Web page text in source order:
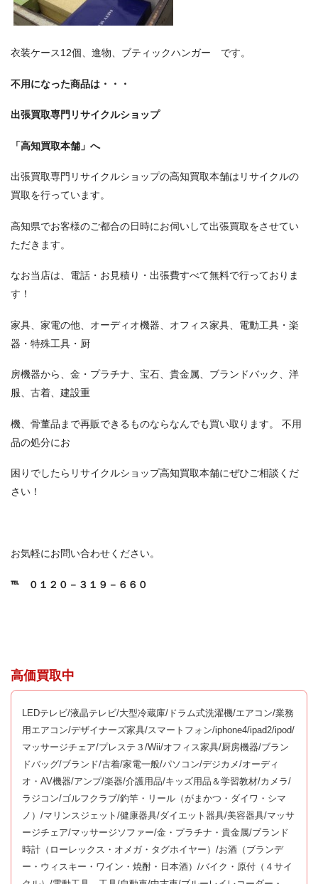
衣装ケース12個、進物、ブティックハンガー です。
不用になった商品は・・・
出張買取専門リサイクルショップ
「高知買取本舗」へ
出張買取専門リサイクルショップの高知買取本舗はリサイクルの
買取を行っています。
高知県でお客様のご都合の日時にお伺いして出張買取をさせてい
ただきます。
なお当店は、電話・お見積り・出張費すべて無料で行っておりま
す！
家具、家電の他、オーディオ機器、オフィス家具、電動工具・楽
器・特殊工具・厨
房機器から、金・プラチナ、宝石、貴金属、ブランドバック、洋
服、古着、建設重
機、骨董品まで再販できるものならなんでも買い取ります。 不用
品の処分にお
困りでしたらリサイクルショップ高知買取本舗にぜひご相談くだ
さい！
お気軽にお問い合わせください。
℡ ０１２０－３１９－６６０
高価買取中
LEDテレビ/液晶テレビ/大型冷蔵庫/ドラム式洗濯機/エアコン/業務
用エアコン/デザイナーズ家具/スマートフォン/iphone4/ipad2/ipod/
マッサージチェア/プレステ３/Wii/オフィス家具/厨房機器/ブラン
ドバッグ/ブランド/古着/家電一般/パソコン/デジカメ/オーディ
オ・AV機器/アンプ/楽器/介護用品/キッズ用品＆学習教材/カメラ/
ラジコン/ゴルフクラブ/釣竿・リール（がまかつ・ダイワ・シマ
ノ）/マリンスジェット/健康器具/ダイエット器具/美容器具/マッサ
ージチェア/マッサージソファー/金・プラチナ・貴金属/ブランド
時計（ローレックス・オメガ・タグホイヤー）/お酒（ブランデ
ー・ウィスキー・ワイン・焼酎・日本酒）/バイク・原付（４サイ